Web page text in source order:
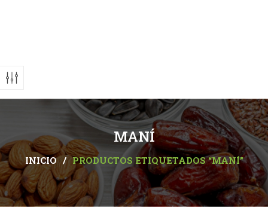
MANÍ
INICIO / PRODUCTOS ETIQUETADOS “MANÍ”